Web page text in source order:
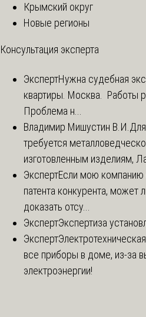
Крымский округ
Новые регионы
Консультация эксперта
ЭкспертНужна судебная
квартиры. Москва. Работы
Проблема н...
Владимир Мишустин В.И.
требуется
изготовленным изделиям,
ЭкспертЕсли мою компанию
патента конкурента, может
доказать отсу...
ЭкспертЭкспертиза
Эксперт
все приборы в доме, из-за
электроэнергии!